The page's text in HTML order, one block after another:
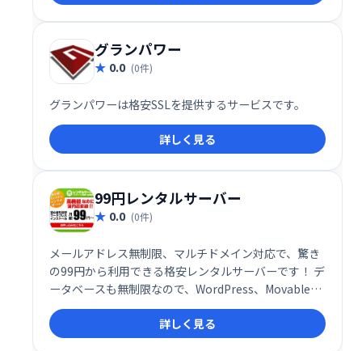
グランパワー
0.0 (0件)
グランパワーは格安SSLを提供するサービスです。
詳しく見る
99円レンタルサーバー
0.0 (0件)
メールアドレス無制限、マルチドメイン対応で、驚き
の99円から利用できる格安レンタルサーバーです！ デ
ータベースも無制限なので、WordPress、Movable
TypeなどのCMSを自由に使いこなせます。 低価格な
がら高機能で、コストを抑えたい個人・法人様におす
すめです。 初期費用や追加費用にご注意ください。
詳しく見る